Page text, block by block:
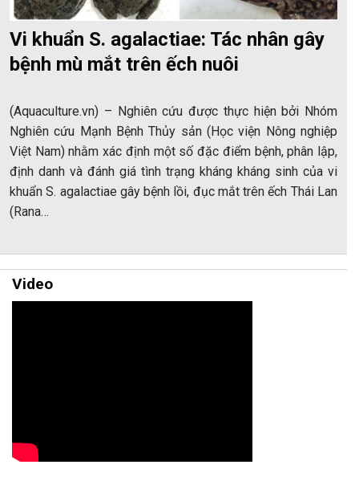
Vi khuẩn S. agalactiae: Tác nhân gây
bệnh mù mắt trên ếch nuôi
(Aquaculture.vn) – Nghiên cứu được thực hiện bởi Nhóm
Nghiên cứu Mạnh Bệnh Thủy sản (Học viện Nông nghiệp
Việt Nam) nhằm xác định một số đặc điểm bệnh, phân lập,
định danh và đánh giá tình trạng kháng kháng sinh của vi
khuẩn S. agalactiae gây bệnh lồi, đục mắt trên ếch Thái Lan
(Rana…
Video